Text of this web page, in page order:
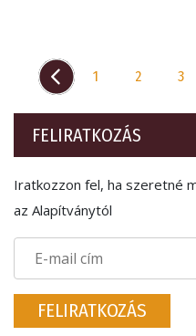
1 2 3
FELIRATKOZÁS
Iratkozzon fel, ha szeretné
az Alapítványtól
FELIRATKOZÁS